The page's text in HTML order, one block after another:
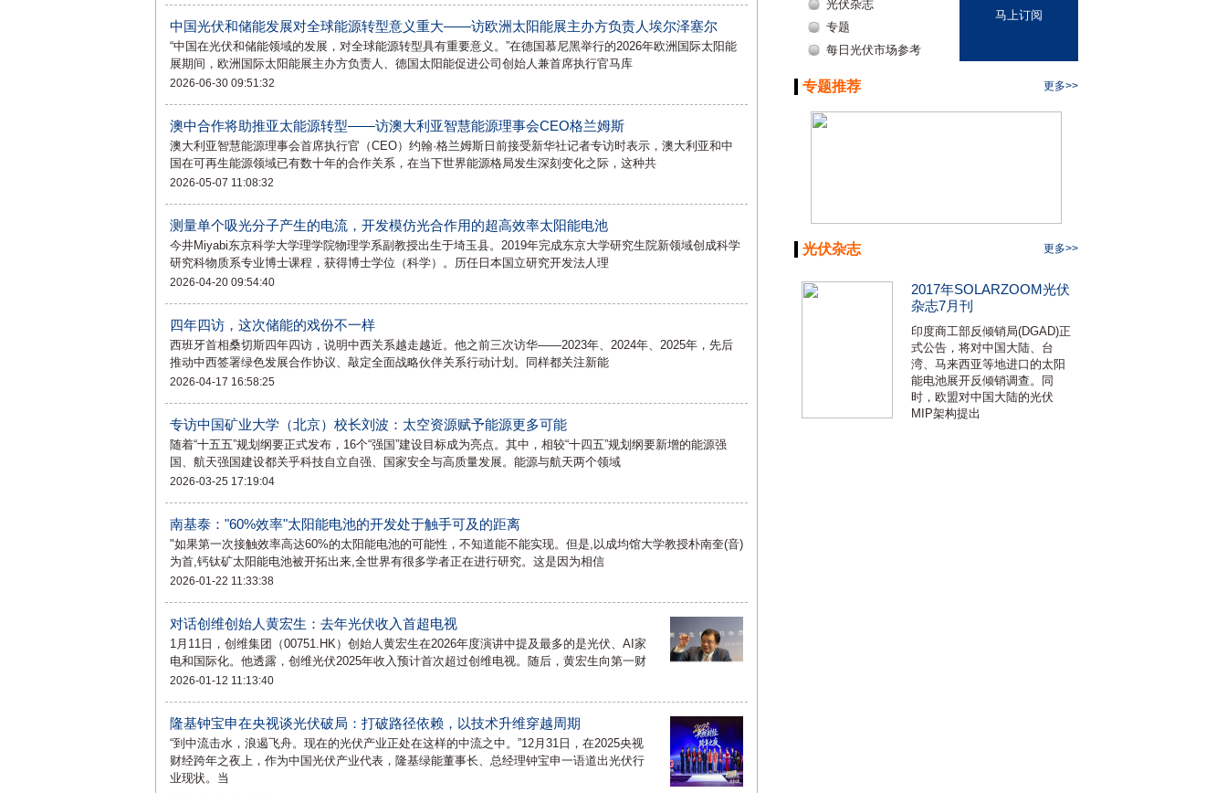
中国光伏和储能发展对全球能源转型意义重大——访欧洲太阳能展主办方负责人埃尔泽塞尔
“中国在光伏和储能领域的发展，对全球能源转型具有重要意义。”在德国慕尼黑举行的2026年欧洲国际太阳能
展期间，欧洲国际太阳能展主办方负责人、德国太阳能促进公司创始人兼首席执行官马库
2026-06-30 09:51:32
澳中合作将助推亚太能源转型——访澳大利亚智慧能源理事会CEO格兰姆斯
澳大利亚智慧能源理事会首席执行官（CEO）约翰·格兰姆斯日前接受新华社记者专访时表示，澳大利亚和中
国在可再生能源领域已有数十年的合作关系，在当下世界能源格局发生深刻变化之际，这种共
2026-05-07 11:08:32
测量单个吸光分子产生的电流，开发模仿光合作用的超高效率太阳能电池
今井Miyabi东京科学大学理学院物理学系副教授出生于埼玉县。2019年完成东京大学研究生院新领域创成科学
研究科物质系专业博士课程，获得博士学位（科学）。历任日本国立研究开发法人理
2026-04-20 09:54:40
四年四访，这次储能的戏份不一样
西班牙首相桑切斯四年四访，说明中西关系越走越近。他之前三次访华——2023年、2024年、2025年，先后
推动中西签署绿色发展合作协议、敲定全面战略伙伴关系行动计划。同样都关注新能
2026-04-17 16:58:25
专访中国矿业大学（北京）校长刘波：太空资源赋予能源更多可能
随着“十五五”规划纲要正式发布，16个“强国”建设目标成为亮点。其中，相较“十四五”规划纲要新增的能源强
国、航天强国建设都关乎科技自立自强、国家安全与高质量发展。能源与航天两个领域
2026-03-25 17:19:04
南基泰："60%效率"太阳能电池的开发处于触手可及的距离
"如果第一次接触效率高达60%的太阳能电池的可能性，不知道能不能实现。但是,以成均馆大学教授朴南奎(音)
为首,钙钛矿太阳能电池被开拓出来,全世界有很多学者正在进行研究。这是因为相信
2026-01-22 11:33:38
对话创维创始人黄宏生：去年光伏收入首超电视
1月11日，创维集团（00751.HK）创始人黄宏生在2026年度演讲中提及最多的是光伏、AI家
电和国际化。他透露，创维光伏2025年收入预计首次超过创维电视。随后，黄宏生向第一财
2026-01-12 11:13:40
隆基钟宝申在央视谈光伏破局：打破路径依赖，以技术升维穿越周期
“到中流击水，浪遏飞舟。现在的光伏产业正处在这样的中流之中。”12月31日，在2025央视
财经跨年之夜上，作为中国光伏产业代表，隆基绿能董事长、总经理钟宝申一语道出光伏行
业现状。当
光伏杂志
专题
每日光伏市场参考
马上订阅
专题推荐 更多>>
光伏杂志 更多>>
2017年SOLARZOOM光伏
杂志7月刊
印度商工部反倾销局(DGAD)正
式公告，将对中国大陆、台
湾、马来西亚等地进口的太阳
能电池展开反倾销调查。同
时，欧盟对中国大陆的光伏
MIP架构提出